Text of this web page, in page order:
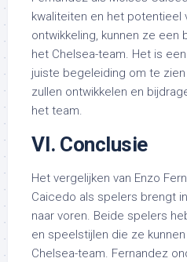
kwaliteiten en het potentieel
ontwikkeling, kunnen ze een
het Chelsea-team. Het is
juiste begeleiding om te
zullen ontwikkelen en
het team.
VI. Conclusie
Het vergelijken van Enzo
Caicedo als spelers brengt
naar voren. Beide spelers
en speelstijlen die ze
Chelsea-team. Fernandez